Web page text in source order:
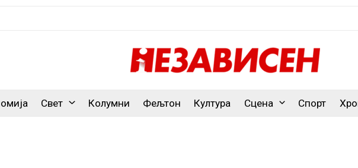
Свет Колумни Фељтон Култура Сцена Спорт